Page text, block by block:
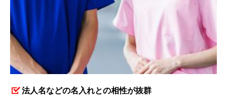
法人名などの名入れとの相性が抜群